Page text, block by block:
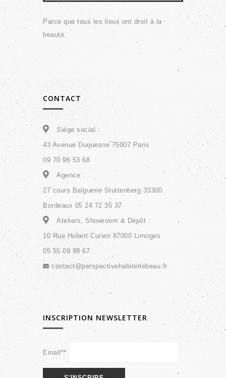
Parce que tous les lieux ont droit à la
beauté.
CONTACT
Siège social :
43 Avenue Duquesne 75007 Paris
09 70 96 53 68
Agence :
27 cours Balguerie Stuttenberg 33300
Bordeaux 05 24 72 35 37
Ateliers, Showroom & Dépôt :
10 Rue Hubert Curien 87000 Limoges
05 55 09 88 67
contact@perspectivehabiterlebeau.fr
INSCRIPTION NEWSLETTER
Email**